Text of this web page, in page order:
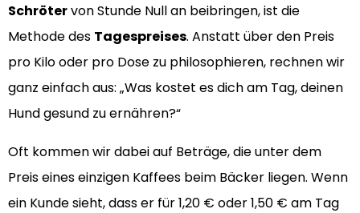
Schrötervon Stunde Null an beibringen, ist die
Methode des Tagespreises. Anstatt über den Preis
pro Kilo oder pro Dose zu philosophieren, rechnen wir
ganz einfach aus: „Was kostet es dich am Tag, deinen
Hund gesund zu ernähren?“
Oft kommen wir dabei auf Beträge, die unter dem
Preis eines einzigen Kaffees beim Bäcker liegen. Wenn
ein Kunde sieht, dass er für 1,20 € oder 1,50 € am Tag